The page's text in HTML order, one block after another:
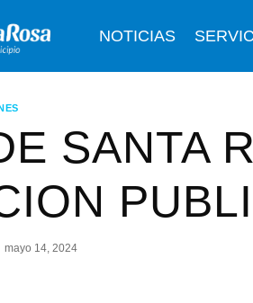
NOTICIAS
SANTA
mayo 14, 2024